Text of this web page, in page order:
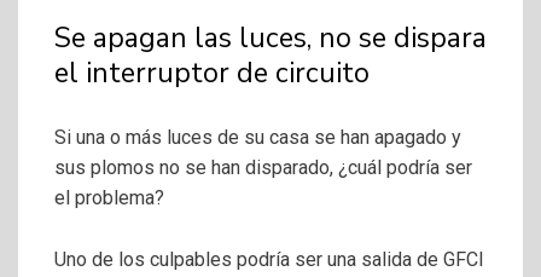
Se apagan las luces, no se dispara
el interruptor de circuito
Si una o más luces de su casa se han apagado y
sus plomos no se han disparado, ¿cuál podría ser
el problema?
Uno de los culpables podría ser una salida de GFCI